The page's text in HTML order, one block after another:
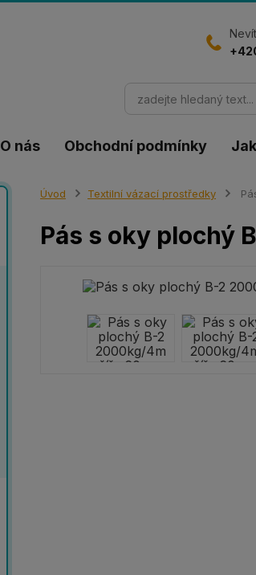
O nás Obchodní podmínky
Úvod Textilní vázací prostředky
Pás s oky plochý